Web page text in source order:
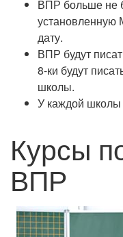
ВПР больше не
установленную
дату.
ВПР будут
8-ки будут
школы.
У каждой школы
Курсы
ВПР